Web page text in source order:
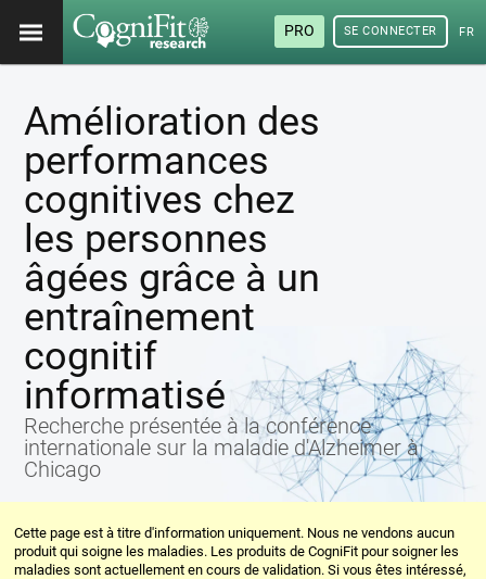
PRO SE CONNECTER
Amélioration des
performances
cognitives chez
les personnes
âgées grâce à un
entraînement
cognitif
informatisé
Recherche présentée à la conférence
internationale sur la maladie d'Alzheimer à
Chicago
Cette page est à titre d'information uniquement. Nous ne vendons aucun
produit qui soigne les maladies. Les produits de CogniFit pour soigner les
maladies sont actuellement en cours de validation. Si vous êtes intéressé,